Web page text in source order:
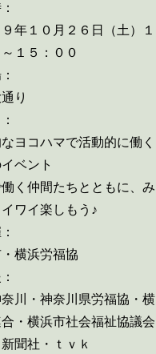
年１０月２６日（土）１
１５：００
り
ヨコハマで活動的に働く
ベント
く仲間たちとともに、み
ワイ楽しもう♪
横浜労福協
川・神奈川県労福協・横
・横浜市社会福祉協議会
聞社・ｔｖｋ